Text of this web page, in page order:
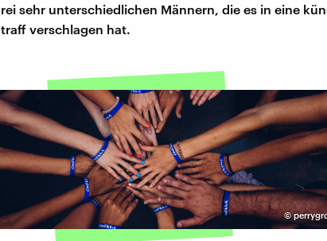
sehr unterschiedlichen Männern, die es in eine
verschlagen hat.
©